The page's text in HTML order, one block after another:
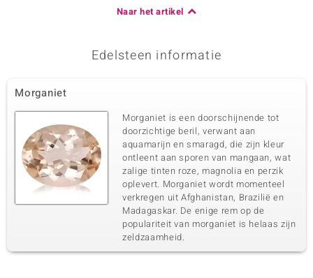
Herkomst
Zirkoon
Karaatgewicht som
0,07 ct
Slijpvorm
Rond geslepen
Zetting
Prong
Herkomst
Cambodja
Vierde edelsteen
Aantal en grootte
10 à 1,2 mm
Karaatgewicht som Slijpvorm
Naar het artikel
Edelsteen informatie
Morganiet
Morganiet is een doorschijnende tot
doorzichtige beril, verwant aan
aquamarijn en smaragd, die zijn kleur
ontleent aan sporen van mangaan, wat
zalige tinten roze, magnolia en perzik
oplevert. Morganiet wordt momenteel
verkregen uit Afghanistan, Brazilië en
Madagaskar. De enige rem op de
populariteit van morganiet is helaas zijn
zeldzaamheid.